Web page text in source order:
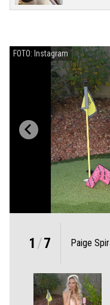
FOTO: Instagram
1 /7 Paige